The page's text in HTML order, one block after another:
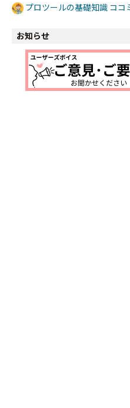
プロツールの基礎知識 ココ
お知らせ